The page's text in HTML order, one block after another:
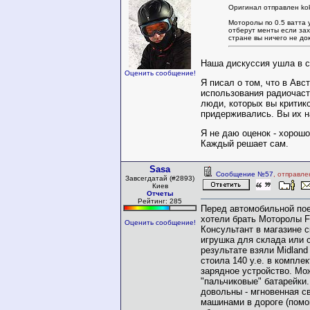
Оценить сообщение!
Оригинал отправлен
Моторолы по 0.5 ватта
отберут менты если
стране вы ничего не
Наша дискуссия ушла в
Я писал о том, что в
использования
люди, которых вы
придерживались. Вы их
Я не даю оценок -
Каждый решает сам.
Sasa
Завсегдатай (#2893)
Киев
Отчеты
Рейтинг: 285
Оценить сообщение!
Сообщение №57 ,
Перед автомобильной
хотели брать Моторолы
Консультант в магазине
игрушка для склада или
результате взяли
стоила 140 у.е. в
зарядное устройство.
"пальчиковые"
довольны - мгновенная
машинами в дороге